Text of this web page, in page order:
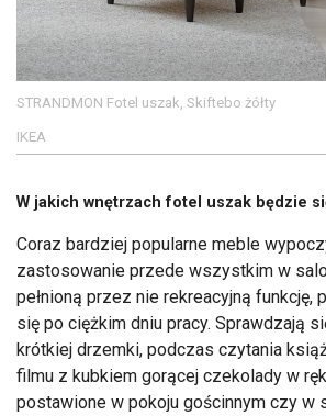
STRANDMON Fotel uszak, Skiftebo żółty
IKEA
W jakich wnętrzach fotel uszak będzie
Coraz bardziej popularne meble
zastosowanie przede wszystkim w
pełnioną przez nie rekreacyjną funkcję,
się po ciężkim dniu pracy. Sprawdzają
krótkiej drzemki, podczas czytania
filmu z kubkiem gorącej czekolady w
postawione w pokoju gościnnym czy w